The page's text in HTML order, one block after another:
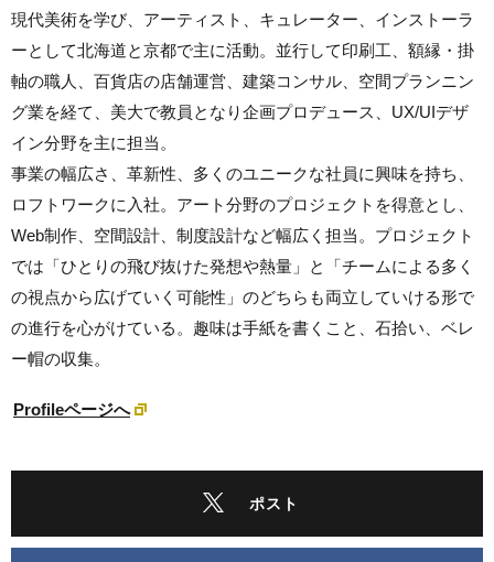
現代美術を学び、アーティスト、キュレーター、インストーラ
ーとして北海道と京都で主に活動。並行して印刷工、額縁・掛
軸の職人、百貨店の店舗運営、建築コンサル、空間プランニン
グ業を経て、美大で教員となり企画プロデュース、UX/UIデザ
イン分野を主に担当。
事業の幅広さ、革新性、多くのユニークな社員に興味を持ち、
ロフトワークに入社。アート分野のプロジェクトを得意とし、
Web制作、空間設計、制度設計など幅広く担当。プロジェクト
では「ひとりの飛び抜けた発想や熱量」と「チームによる多く
の視点から広げていく可能性」のどちらも両立していける形で
の進行を心がけている。趣味は手紙を書くこと、石拾い、ベレ
ー帽の収集。
Profileページへ
ポスト